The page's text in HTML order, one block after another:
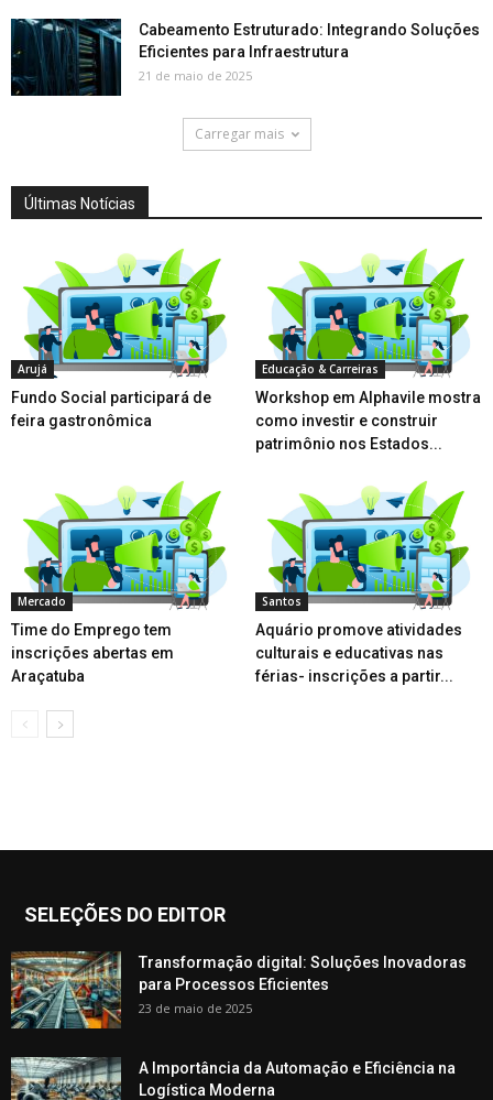
Cabeamento Estruturado: Integrando Soluções
Eficientes para Infraestrutura
21 de maio de 2025
Carregar mais
Últimas Notícias
Arujá
Fundo Social participará de
feira gastronômica
Educação & Carreiras
Workshop em Alphavile mostra
como investir e construir
patrimônio nos Estados...
Mercado
Time do Emprego tem
inscrições abertas em
Araçatuba
Santos
Aquário promove atividades
culturais e educativas nas
férias- inscrições a partir...
SELEÇÕES DO EDITOR
Transformação digital: Soluções Inovadoras
para Processos Eficientes
23 de maio de 2025
A Importância da Automação e Eficiência na
Logística Moderna